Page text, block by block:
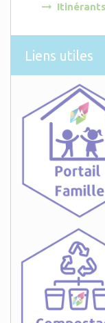
Itinérants
Liens utiles